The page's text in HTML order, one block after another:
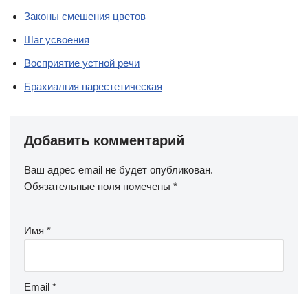
Законы смешения цветов
Шаг усвоения
Восприятие устной речи
Брахиалгия парестетическая
Добавить комментарий
Ваш адрес email не будет опубликован.
Обязательные поля помечены *
Имя *
Email *